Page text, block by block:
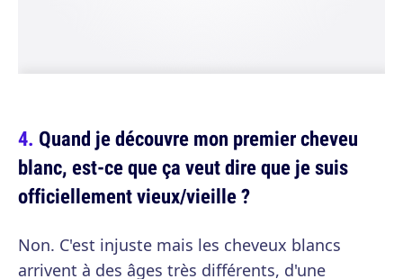
Quand je découvre mon premier cheveu
blanc, est-ce que ça veut dire que je suis
officiellement vieux/vieille ?
Non. C'est injuste mais les cheveux blancs
arrivent à des âges très différents, d'une